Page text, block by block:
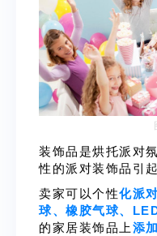
装饰品是烘托派对
性的派对装饰品引
卖家可以个性化派
球、橡胶气球、
的家居装饰品上 添